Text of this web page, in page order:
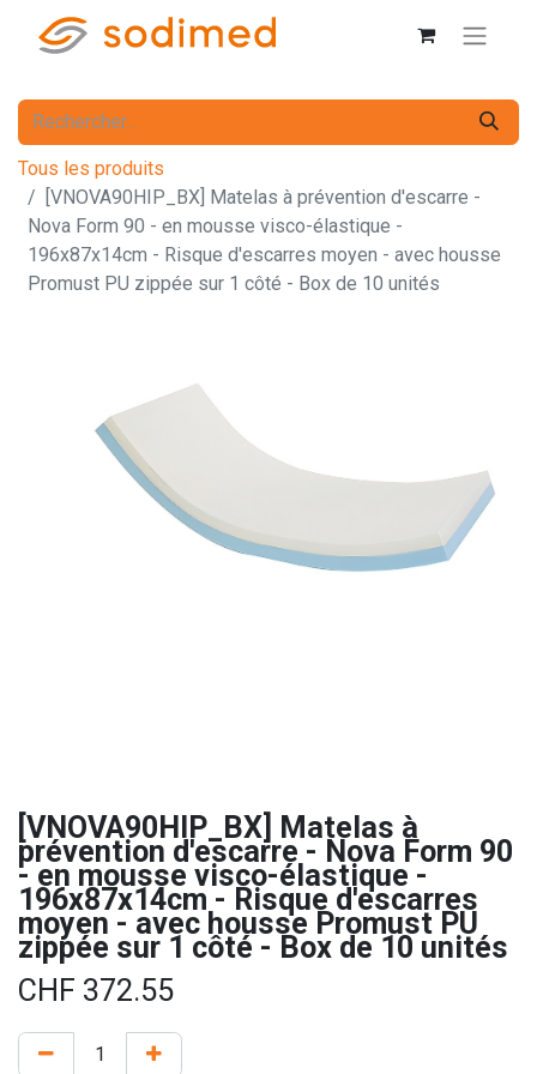
Tous les produits
[VNOVA90HIP_BX] Matelas à prévention d'escarre -
Nova Form 90 - en mousse visco-élastique -
196x87x14cm - Risque d'escarres moyen - avec housse
Promust PU zippée sur 1 côté - Box de 10 unités
[VNOVA90HIP_BX] Matelas à
prévention d'escarre - Nova Form 90
- en mousse visco-élastique -
196x87x14cm - Risque d'escarres
moyen - avec housse Promust PU
zippée sur 1 côté - Box de 10 unités
CHF 372.55